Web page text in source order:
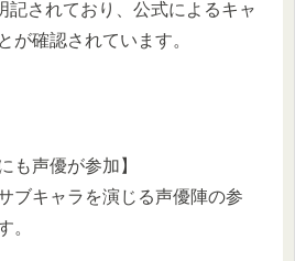
記されており、公式によるキャ
が確認されています。
も声優が参加】
ブキャラを演じる声優陣の参
。